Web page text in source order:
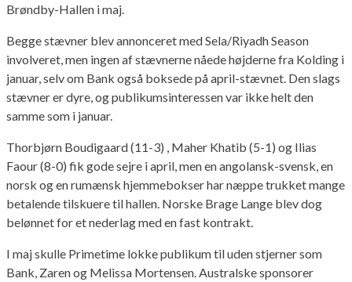
Brøndby-Hallen i maj.
Begge stævner blev annonceret med Sela/Riyadh Season
involveret, men ingen af stævnerne nåede højderne fra Kolding i
januar, selv om Bank også boksede på april-stævnet. Den slags
stævner er dyre, og publikumsinteressen var ikke helt den
samme som i januar.
Thorbjørn Boudigaard (11-3) , Maher Khatib (5-1) og Ilias
Faour (8-0) fik gode sejre i april, men en angolansk-svensk, en
norsk og en rumænsk hjemmebokser har næppe trukket mange
betalende tilskuere til hallen. Norske Brage Lange blev dog
belønnet for et nederlag med en fast kontrakt.
I maj skulle Primetime lokke publikum til uden stjerner som
Bank, Zaren og Melissa Mortensen. Australske sponsorer